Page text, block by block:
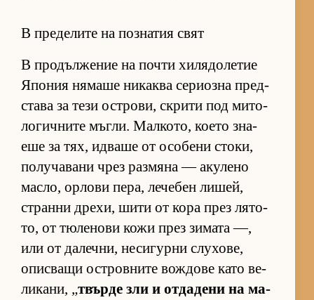
В пределите на познатия свят
В про­дъл­же­ние на почти хи­ля­до­ле­тие
Япо­ния ня­маше ни­каква се­ри­озна пред­
с­тава за тези ос­т­ро­ви, скрити под ми­то­
ло­гич­ните мъг­ли. Мал­ко­то, ко­ето зна­
еше за тях, ид­ваше от осо­бени сто­ки,
по­лу­ча­вани чрез раз­мяна — аку­лено
мас­ло, ор­лови пе­ра, ле­че­бен ли­шей,
странни дре­хи, шити от кора през ля­то­
то, от тю­ле­нови кожи през зи­мата —,
или от да­леч­ни, не­си­гурни слу­хо­ве,
опис­ващи ос­т­ров­ните вож­дове като ве­
ли­ка­ни, „твърде зли и от­да­дени на ма­